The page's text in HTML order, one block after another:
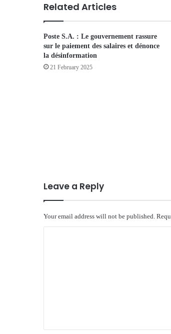
Related Articles
Poste S.A. : Le gouvernement rassure
sur le paiement des salaires et dénonce
la désinformation
21 February 2025
Leave a Reply
Your email address will not be published.